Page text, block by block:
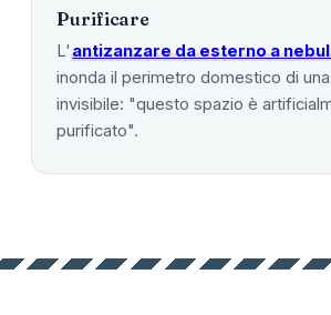
Purificare
L'antizanzare da esterno a
inonda il perimetro domestico di
invisibile: "questo spazio è
purificato".